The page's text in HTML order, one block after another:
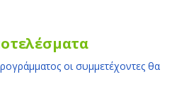
οι συμμετέχοντες θα